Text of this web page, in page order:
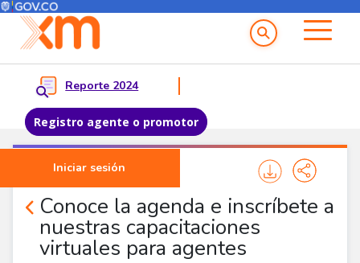
Pasar al contenido principal
Menú del Usuario
Reporte 2024
Registro agente o promotor
Iniciar sesión
Menu principal
Conoce la agenda e inscríbete a
nuestras capacitaciones
virtuales para agentes
Noticias Corporativas